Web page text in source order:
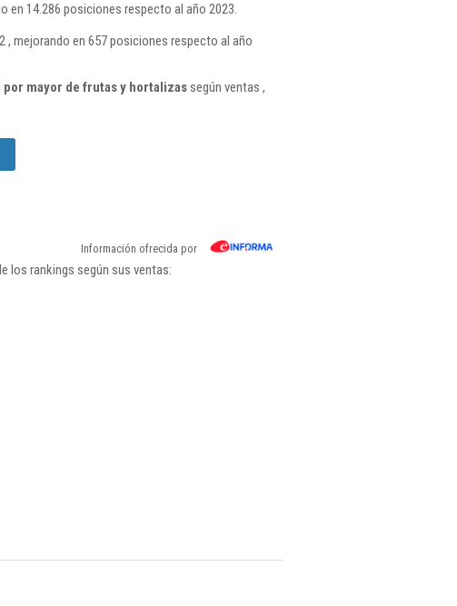
en 14.286 posiciones respecto al año 2023.
, mejorando en 657 posiciones respecto al año
mayor de frutas y hortalizassegún ventas ,
Información ofrecida por
los rankings según sus ventas: